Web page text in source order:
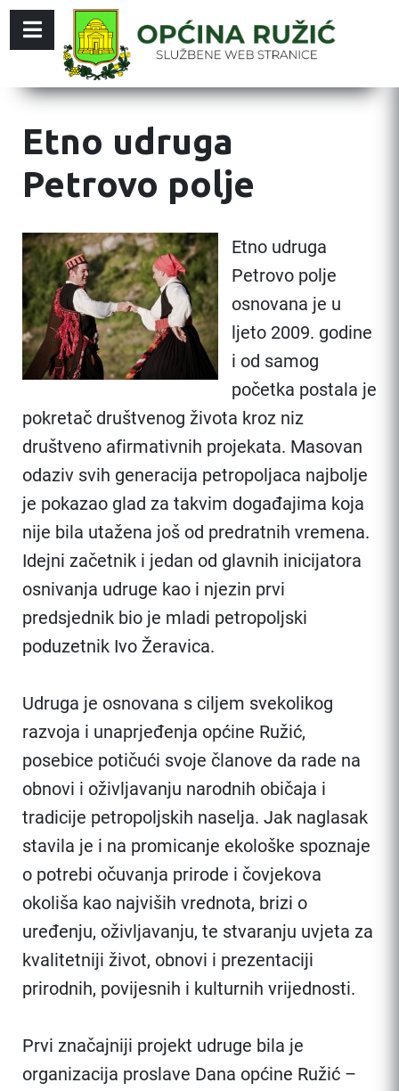
Etno udruga
Petrovo polje
Etno udruga
Petrovo polje
osnovana je u
ljeto 2009. godine
i od samog
početka postala je
pokretač društvenog života kroz niz
društveno afirmativnih projekata. Masovan
odaziv svih generacija petropoljaca najbolje
je pokazao glad za takvim događajima koja
nije bila utažena još od predratnih vremena.
Idejni začetnik i jedan od glavnih inicijatora
osnivanja udruge kao i njezin prvi
predsjednik bio je mladi petropoljski
poduzetnik Ivo Žeravica.
Udruga je osnovana s ciljem svekolikog
razvoja i unaprjeđenja općine Ružić,
posebice potičući svoje članove da rade na
obnovi i oživljavanju narodnih običaja i
tradicije petropoljskih naselja. Jak naglasak
stavila je i na promicanje ekološke spoznaje
o potrebi očuvanja prirode i čovjekova
okoliša kao najviših vrednota, brizi o
uređenju, oživljavanju, te stvaranju uvjeta za
kvalitetniji život, obnovi i prezentaciji
prirodnih, povijesnih i kulturnih vrijednosti.
Prvi značajniji projekt udruge bila je
organizacija proslave Dana općine Ružić –